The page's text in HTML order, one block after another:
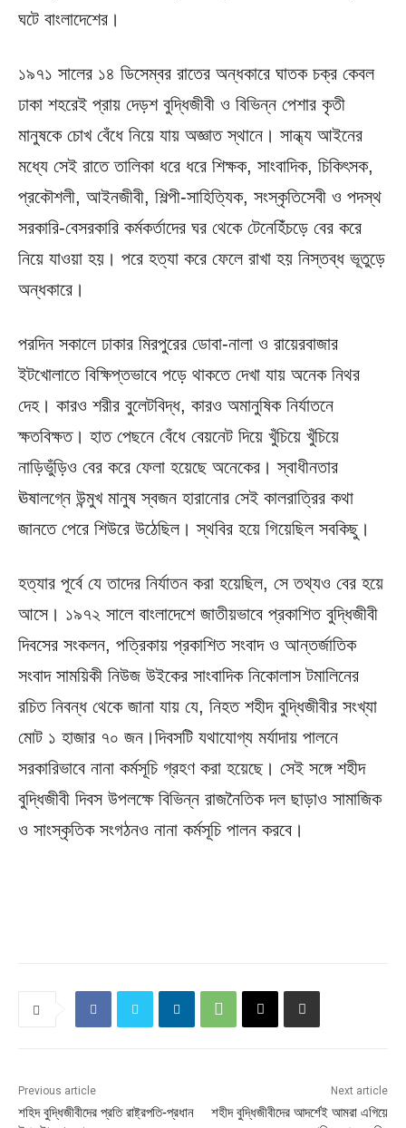
ঘটে বাংলাদেশের।
১৯৭১ সালের ১৪ ডিসেম্বর রাতের অন্ধকারে ঘাতক চক্র কেবল
ঢাকা শহরেই প্রায় দেড়শ বুদ্ধিজীবী ও বিভিন্ন পেশার কৃতী
মানুষকে চোখ বেঁধে নিয়ে যায় অজ্ঞাত স্থানে। সান্ধ্য আইনের
মধ্যে সেই রাতে তালিকা ধরে ধরে শিক্ষক, সাংবাদিক, চিকিৎসক,
প্রকৌশলী, আইনজীবী, শিল্পী-সাহিত্যিক, সংস্কৃতিসেবী ও পদস্থ
সরকারি-বেসরকারি কর্মকর্তাদের ঘর থেকে টেনেহিঁচড়ে বের করে
নিয়ে যাওয়া হয়। পরে হত্যা করে ফেলে রাখা হয় নিস্তব্ধ ভূতুড়ে
অন্ধকারে।
পরদিন সকালে ঢাকার মিরপুরের ডোবা-নালা ও রায়েরবাজার
ইটখোলাতে বিক্ষিপ্তভাবে পড়ে থাকতে দেখা যায় অনেক নিথর
দেহ। কারও শরীর বুলেটবিদ্ধ, কারও অমানুষিক নির্যাতনে
ক্ষতবিক্ষত। হাত পেছনে বেঁধে বেয়নেট দিয়ে খুঁচিয়ে খুঁচিয়ে
নাড়িভুঁড়িও বের করে ফেলা হয়েছে অনেকের। স্বাধীনতার
ঊষালগ্নে উন্মুখ মানুষ স্বজন হারানোর সেই কালরাত্রির কথা
জানতে পেরে শিউরে উঠেছিল। স্থবির হয়ে গিয়েছিল সবকিছু।
হত্যার পূর্বে যে তাদের নির্যাতন করা হয়েছিল, সে তথ্যও বের হয়ে
আসে। ১৯৭২ সালে বাংলাদেশে জাতীয়ভাবে প্রকাশিত বুদ্ধিজীবী
দিবসের সংকলন, পত্রিকায় প্রকাশিত সংবাদ ও আন্তর্জাতিক
সংবাদ সাময়িকী নিউজ উইকের সাংবাদিক নিকোলাস টমালিনের
রচিত নিবন্ধ থেকে জানা যায় যে, নিহত শহীদ বুদ্ধিজীবীর সংখ্যা
মোট ১ হাজার ৭০ জন।দিবসটি যথাযোগ্য মর্যাদায় পালনে
সরকারিভাবে নানা কর্মসূচি গ্রহণ করা হয়েছে। সেই সঙ্গে শহীদ
বুদ্ধিজীবী দিবস উপলক্ষে বিভিন্ন রাজনৈতিক দল ছাড়াও সামাজিক
ও সাংস্কৃতিক সংগঠনও নানা কর্মসূচি পালন করবে।
Previous article
শহিদ বুদ্ধিজীবীদের প্রতি রাষ্ট্রপতি-প্রধান
Next article
শহীদ বুদ্ধিজীবীদের আদর্শেই আমরা এগিয়ে